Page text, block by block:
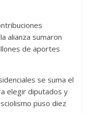
alianza sumaron
de aportes
se suma el
elegir diputados y
puso diez